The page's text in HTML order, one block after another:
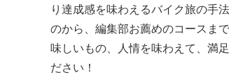
り達成感を味わえるバイク旅の手
のから、編集部お薦めのコースま
味しいもの、人情を味わえて、満
ださい！